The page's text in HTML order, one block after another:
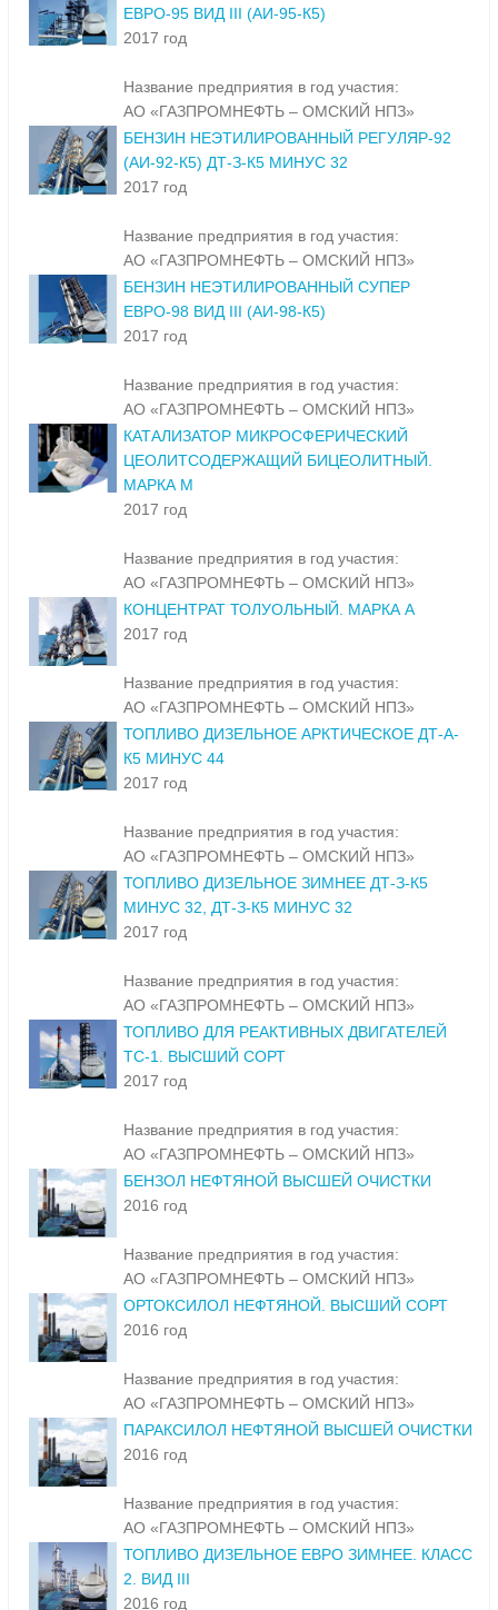
ЕВРО-95 ВИД III (АИ-95-К5)
2017 год
Название предприятия в год участия:
АО «ГАЗПРОМНЕФТЬ – ОМСКИЙ НПЗ»
БЕНЗИН НЕЭТИЛИРОВАННЫЙ РЕГУЛЯР-92
(АИ-92-К5) ДТ-З-К5 МИНУС 32
2017 год
Название предприятия в год участия:
АО «ГАЗПРОМНЕФТЬ – ОМСКИЙ НПЗ»
БЕНЗИН НЕЭТИЛИРОВАННЫЙ СУПЕР
ЕВРО-98 ВИД III (АИ-98-К5)
2017 год
Название предприятия в год участия:
АО «ГАЗПРОМНЕФТЬ – ОМСКИЙ НПЗ»
КАТАЛИЗАТОР МИКРОСФЕРИЧЕСКИЙ
ЦЕОЛИТСОДЕРЖАЩИЙ БИЦЕОЛИТНЫЙ.
МАРКА М
2017 год
Название предприятия в год участия:
АО «ГАЗПРОМНЕФТЬ – ОМСКИЙ НПЗ»
КОНЦЕНТРАТ ТОЛУОЛЬНЫЙ. МАРКА А
2017 год
Название предприятия в год участия:
АО «ГАЗПРОМНЕФТЬ – ОМСКИЙ НПЗ»
ТОПЛИВО ДИЗЕЛЬНОЕ АРКТИЧЕСКОЕ ДТ-А-
К5 МИНУС 44
2017 год
Название предприятия в год участия:
АО «ГАЗПРОМНЕФТЬ – ОМСКИЙ НПЗ»
ТОПЛИВО ДИЗЕЛЬНОЕ ЗИМНЕЕ ДТ-З-К5
МИНУС 32, ДТ-З-К5 МИНУС 32
2017 год
Название предприятия в год участия:
АО «ГАЗПРОМНЕФТЬ – ОМСКИЙ НПЗ»
ТОПЛИВО ДЛЯ РЕАКТИВНЫХ ДВИГАТЕЛЕЙ
ТС-1. ВЫСШИЙ СОРТ
2017 год
Название предприятия в год участия:
АО «ГАЗПРОМНЕФТЬ – ОМСКИЙ НПЗ»
БЕНЗОЛ НЕФТЯНОЙ ВЫСШЕЙ ОЧИСТКИ
2016 год
Название предприятия в год участия:
АО «ГАЗПРОМНЕФТЬ – ОМСКИЙ НПЗ»
ОРТОКСИЛОЛ НЕФТЯНОЙ. ВЫСШИЙ СОРТ
2016 год
Название предприятия в год участия:
АО «ГАЗПРОМНЕФТЬ – ОМСКИЙ НПЗ»
ПАРАКСИЛОЛ НЕФТЯНОЙ ВЫСШЕЙ ОЧИСТКИ
2016 год
Название предприятия в год участия:
АО «ГАЗПРОМНЕФТЬ – ОМСКИЙ НПЗ»
ТОПЛИВО ДИЗЕЛЬНОЕ ЕВРО ЗИМНЕЕ. КЛАСС
2. ВИД III
2016 год